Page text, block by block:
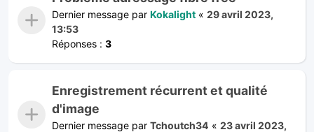
Dernier message par Kokalight « 29 avril 2023,
13:53
Réponses : 3
Enregistrement récurrent et qualité
d'image
Dernier message par Tchoutch34 « 23 avril 2023,